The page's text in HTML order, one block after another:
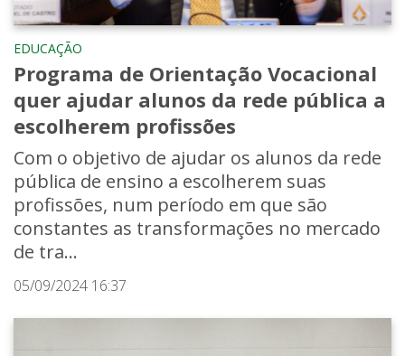
EDUCAÇÃO
Programa de Orientação Vocacional
quer ajudar alunos da rede pública a
escolherem profissões
Com o objetivo de ajudar os alunos da rede
pública de ensino a escolherem suas
profissões, num período em que são
constantes as transformações no mercado
de tra...
05/09/2024 16:37